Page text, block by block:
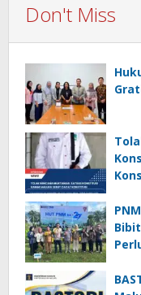
Don't Miss